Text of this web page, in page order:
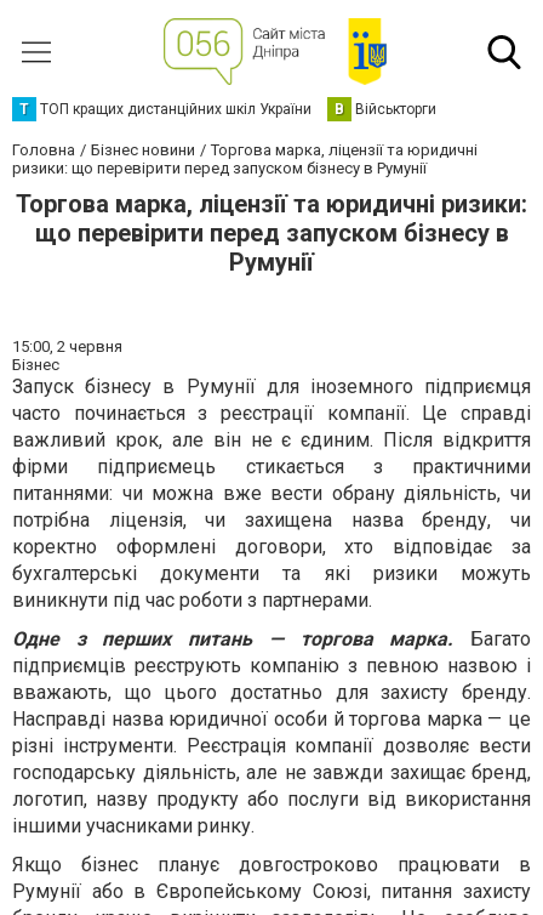
Т ТОП кращих дистанційних шкіл України В Військторги
Головна Бізнес новини
Торгова марка, ліцензії та юридичні
ризики: що перевірити перед запуском бізнесу в Румунії
Торгова марка, ліцензії та юридичні ризики:
що перевірити перед запуском бізнесу в
Румунії
15:00, 2 червня
Бізнес
Запуск бізнесу в Румунії для іноземного підприємця
часто починається з реєстрації компанії. Це справді
важливий крок, але він не є єдиним. Після відкриття
фірми підприємець стикається з практичними
питаннями: чи можна вже вести обрану діяльність, чи
потрібна ліцензія, чи захищена назва бренду, чи
коректно оформлені договори, хто відповідає за
бухгалтерські документи та які ризики можуть
виникнути під час роботи з партнерами.
Одне з перших питань — торгова марка. Багато
підприємців реєструють компанію з певною назвою і
вважають, що цього достатньо для захисту бренду.
Насправді назва юридичної особи й торгова марка — це
різні інструменти. Реєстрація компанії дозволяє вести
господарську діяльність, але не завжди захищає бренд,
логотип, назву продукту або послуги від використання
іншими учасниками ринку.
Якщо бізнес планує довгостроково працювати в
Румунії або в Європейському Союзі, питання захисту